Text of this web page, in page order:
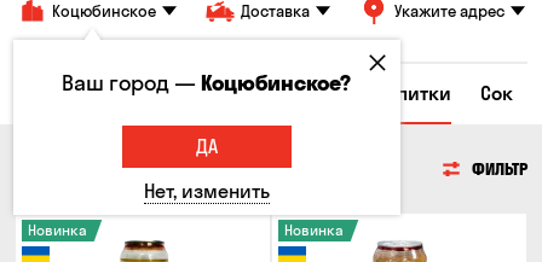
Коцюбинское Доставка Укажите адрес
Энергетические напитки Сладкие напитки Сок
СЛАДКИЕ НАПИТКИ ФИЛЬТР
Новинка Новинка
Ваш город —Коцюбинское?
ДА
Нет, изменить